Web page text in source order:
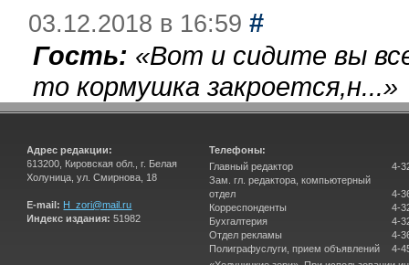
03.12.2018 в 16:59 #
Гость: «Вот и сидите вы
то кормушка закроется,н...»
Адрес редакции:
613200, Кировская обл., г. Белая
Холуница, ул. Смирнова, 18
E-mail: H_zori@mail.ru
Индекс издания: 51982
Телефоны:
Главный редактор
Зам. гл. редактора, компьютерный
отдел
Корреспонденты
Бухгалтерия
Отдел рекламы
Полиграфуслуги, прием объявлений
4-
4-
4-
4-
4-
4-